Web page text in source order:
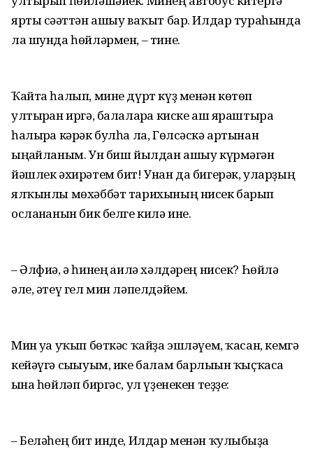
ярты сәғәттән ашыу ваҡыт бар. Илдар тураһында
ла шунда һөйләрмен, – тине.
Ҡайта һалып, мине дүрт күҙ менән көтөп
ултырған иргә, балаларға киске аш яраштыра
һалырға кәрәк булһа ла, Гөлсәскә артынан
ыңғайланым. Ун биш йылдан ашыу күрмәгән
йәшлек әхирәтем бит! Унан да бигерәк, уларҙың
ялҡынлы мөхәббәт тарихының нисек барып
осланғанын бик белге килә ине.
– Әлфиә, ә һинең ғаилә хәлдәрең нисек? Һөйлә
әле, әтеү гел мин ләпелдәйем.
Мин уға уҡып бөткәс ҡайҙа эшләүем, ҡасан, кемгә
кейәүгә сығыуым, ике балам барлығын ҡыҫҡаса
ғына һөйләп биргәс, ул үҙенекен теҙҙе:
– Беләһең бит инде, Илдар менән ҡулыбыҙға